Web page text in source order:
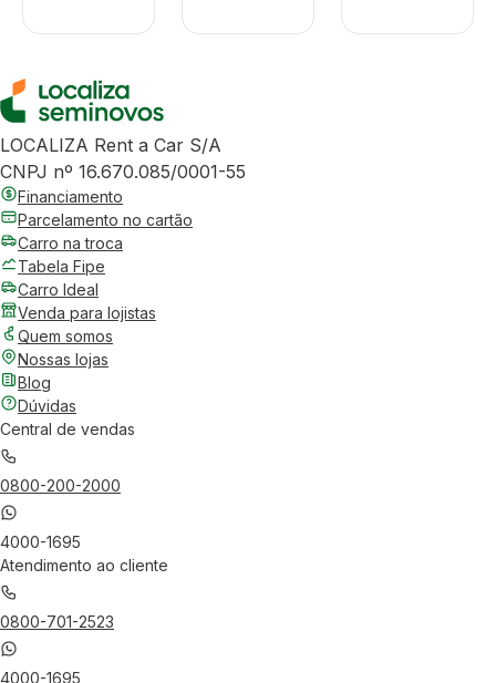
LOCALIZA Rent a Car S/A
CNPJ nº 16.670.085/0001-55
Financiamento
Parcelamento no cartão
Carro na troca
Tabela Fipe
Carro Ideal
Venda para lojistas
Quem somos
Nossas lojas
Blog
Dúvidas
Central de vendas
0800-200-2000
4000-1695
Atendimento ao cliente
0800-701-2523
4000-1695